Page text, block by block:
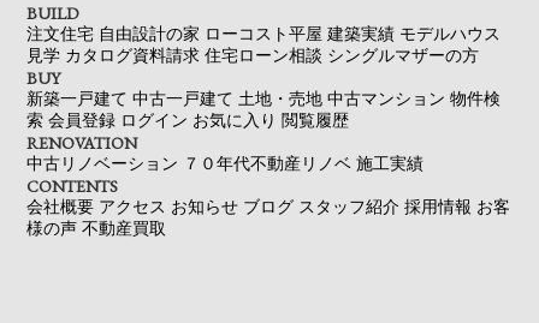
BUILD
注文住宅 自由設計の家 ローコスト平屋 建築実績 モデルハウス
見学 カタログ資料請求 住宅ローン相談 シングルマザーの方
BUY
新築一戸建て 中古一戸建て 土地・売地 中古マンション 物件検
索 会員登録 ログイン お気に入り 閲覧履歴
RENOVATION
中古リノベーション ７０年代不動産リノベ 施工実績
CONTENTS
会社概要 アクセス お知らせ ブログ スタッフ紹介 採用情報 お客
様の声 不動産買取